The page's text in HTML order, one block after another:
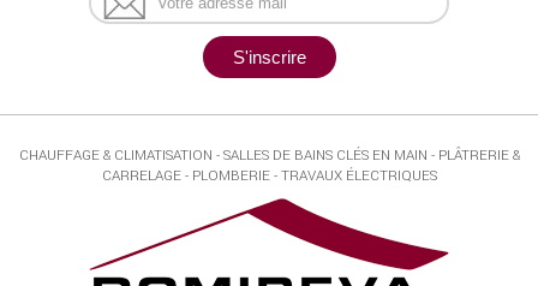
CHAUFFAGE & CLIMATISATION - SALLES DE BAINS CLÉS EN MAIN - PLÂTRERIE &
CARRELAGE - PLOMBERIE - TRAVAUX ÉLECTRIQUES